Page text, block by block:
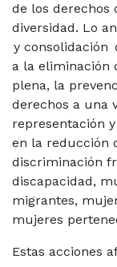
de los derechos
diversidad. Lo
y consolidación
a la eliminación
plena, la
derechos a una
representación
en la reducción
discriminación
discapacidad,
migrantes,
mujeres
Estas acciones